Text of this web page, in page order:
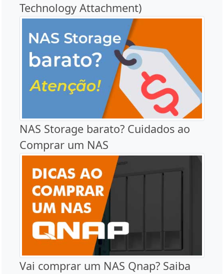
Technology Attachment)
NAS Storage barato? Cuidados ao
Comprar um NAS
Vai comprar um NAS Qnap? Saiba